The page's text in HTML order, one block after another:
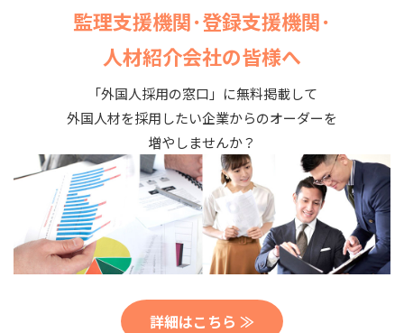
監理支援機関･登録支援機関･
人材紹介会社の皆様へ
「外国人採用の窓口」に無料掲載して
外国人材を採用したい企業からのオーダーを
増やしませんか？
詳細はこちら ≫